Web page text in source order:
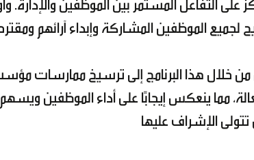
على التفاعل المستمر بين الموظفين
لجميع الموظفين المشاركة وإبداء آرائهم
خلال هذا البرنامج إلى ترسيخ ممارسات
مما ينعكس إيجابًا على أداء الموظفين
تتولى الإشراف عليها